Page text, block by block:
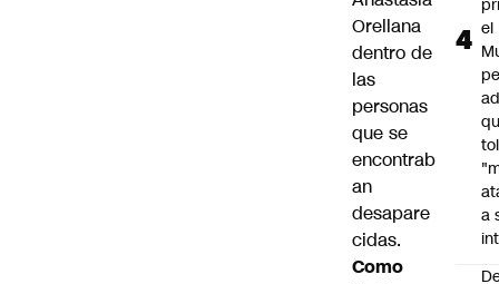
Orellana
dentro de
las
personas
que se
encontrab
an
desapare
cidas.
Como
el
a